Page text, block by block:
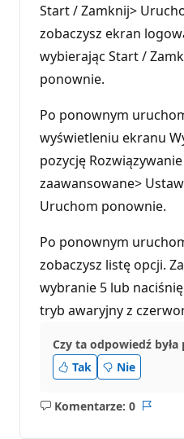
Start / Zamknij>
zobaczysz ekran
wybierając Start /
ponownie.
Po ponownym
wyświetleniu ekranu
pozycję
zaawansowane>
Uruchom ponownie.
Po ponownym
zobaczysz listę opcji.
wybranie 5 lub
tryb awaryjny z
Czy ta odpowiedź była
Tak
Nie
Komentarze: 0
Brak